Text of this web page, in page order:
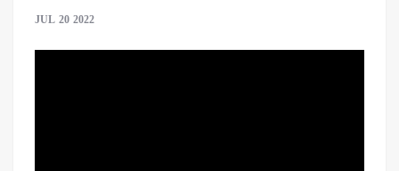
JUL 20 2022